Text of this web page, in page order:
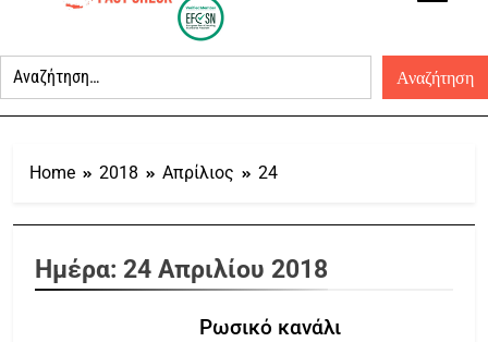
Home 2018 Απρίλιος 24
Ημέρα: 24 Απριλίου 2018
Ρωσικό κανάλι